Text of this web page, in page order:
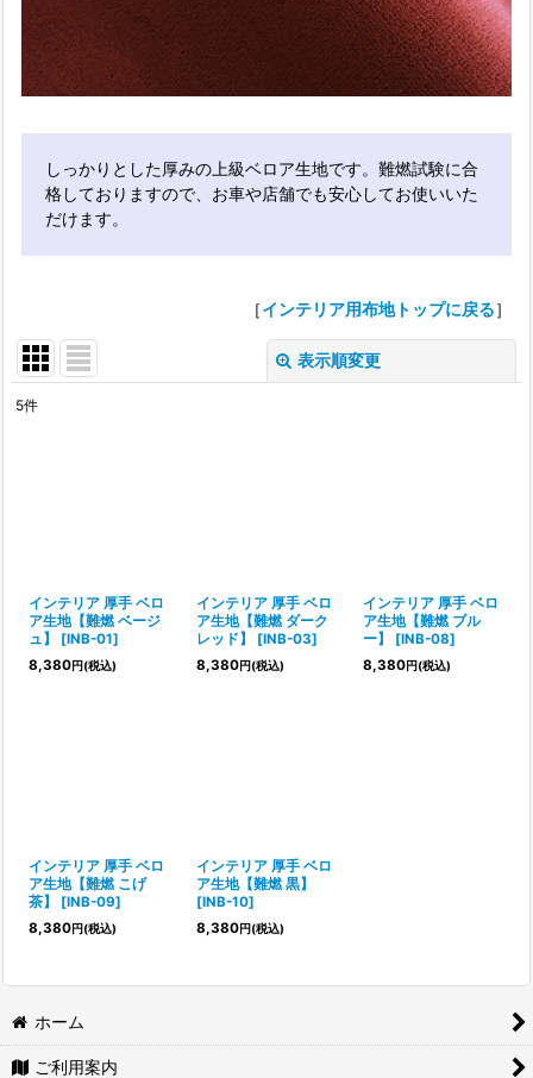
しっかりとした厚みの上級ベロア生地です。難燃試験に合
格しておりますので、お車や店舗でも安心してお使いいた
だけます。
［インテリア用布地トップに戻る］
表示順変更
5件
インテリア 厚手 ベロ
ア生地【難燃 ベージ
ュ】
[INB-01]
8,380円(税込)
インテリア 厚手 ベロ
ア生地【難燃 ダーク
レッド】
[INB-03]
8,380円(税込)
インテリア 厚手 ベロ
ア生地【難燃 ブル
ー】
[INB-08]
8,380円(税込)
インテリア 厚手 ベロ
ア生地【難燃 こげ
茶】
[INB-09]
8,380円(税込)
インテリア 厚手 ベロ
ア生地【難燃 黒】
[INB-10]
8,380円(税込)
ホーム
ご利用案内